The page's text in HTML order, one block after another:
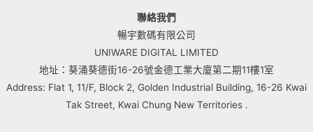
聯絡我們
暢宇數碼有限公司
UNIWARE DIGITAL LIMITED
地址：葵涌葵德街16-26號金德工業大廈第二期11樓1室
Address: Flat 1, 11/F, Block 2, Golden Industrial Building, 16-26 Kwai
Tak Street, Kwai Chung New Territories .